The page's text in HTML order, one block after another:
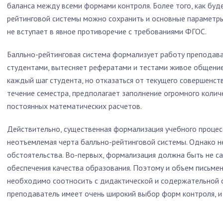
баланса между всеми формами контроля. Более того, как
рейтинговой системы можно сохранить и основные
не вступает в явное противоречие с требованиями ФГОС.
Балльно-рейтинговая система формализует работу
студентами, вытесняет рефератами и тестами живое
каждый шаг студента, но отказаться от текущего
течение семестра, предполагает заполнение огромного
постоянных математических расчетов.
Действительно, существенная формализация учебного
неотъемлемая черта балльно-рейтинговой системы. Однако
обстоятельства. Во-первых, формализация должна быть не
обеспечения качества образования. Поэтому и объем
необходимо соотносить с дидактической и
преподаватель имеет очень широкий выбор форм контроля, и